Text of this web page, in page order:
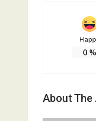
0%
About The